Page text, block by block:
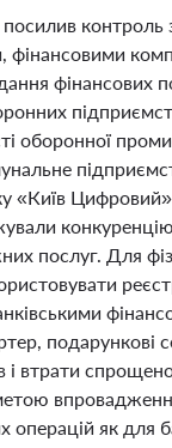
контроль
фінансовими
фінансових
оборонної
«Київ
послуг. Для
подарункові
втрати
як для